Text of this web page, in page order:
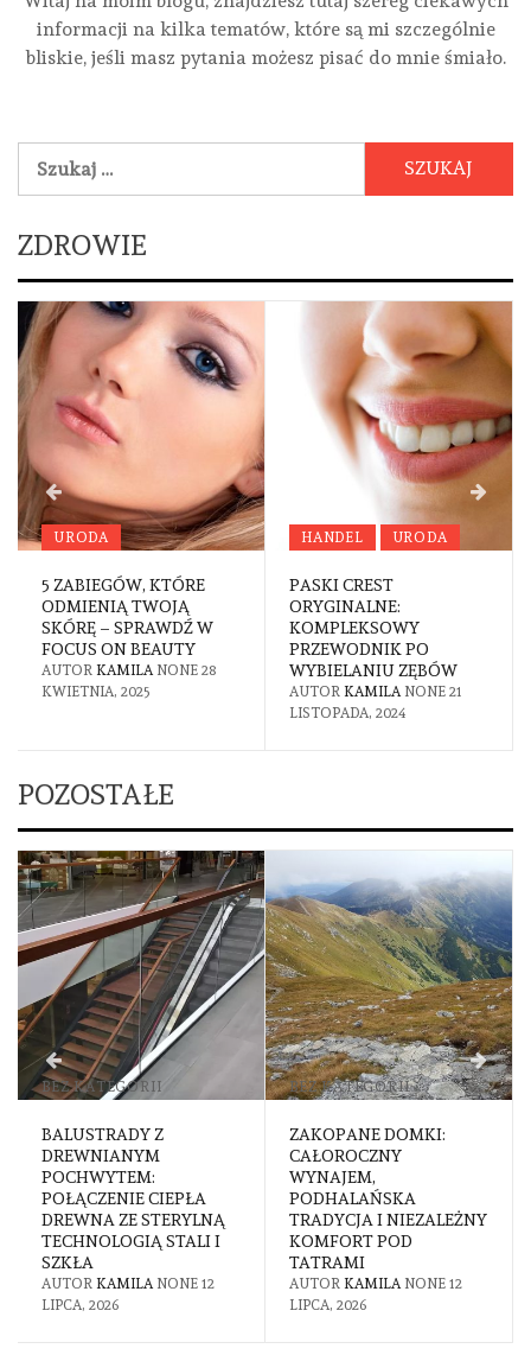
informacji na kilka tematów, które są mi szczególnie
bliskie, jeśli masz pytania możesz pisać do mnie śmiało.
Szukaj:
ZDROWIE
URODA
5 ZABIEGÓW, KTÓRE
ODMIENIĄ TWOJĄ
SKÓRĘ – SPRAWDŹ W
FOCUS ON BEAUTY
AUTOR KAMILA NONE 28
KWIETNIA, 2025
HANDEL URODA
PASKI CREST
ORYGINALNE:
KOMPLEKSOWY
PRZEWODNIK PO
WYBIELANIU ZĘBÓW
AUTOR KAMILA NONE 21
LISTOPADA, 2024
POZOSTAŁE
BEZ KATEGORII
BALUSTRADY Z
DREWNIANYM
POCHWYTEM:
POŁĄCZENIE CIEPŁA
DREWNA ZE STERYLNĄ
TECHNOLOGIĄ STALI I
SZKŁA
AUTOR KAMILA NONE 12
LIPCA, 2026
BEZ KATEGORII
ZAKOPANE DOMKI:
CAŁOROCZNY
WYNAJEM,
PODHALAŃSKA
TRADYCJA I NIEZALEŻNY
KOMFORT POD
TATRAMI
AUTOR KAMILA NONE 12
LIPCA, 2026